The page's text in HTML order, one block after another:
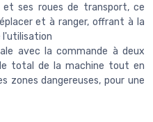
ses roues de transport, ce
et à ranger, offrant à la
l'utilisation
avec la commande à deux
total de la machine tout en
zones dangereuses, pour une